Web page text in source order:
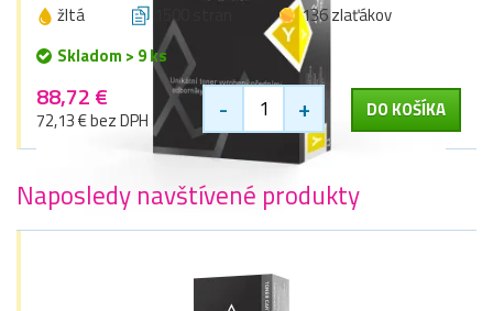
žltá 1500 stran
136 zlaťákov
Skladom > 9 ks
88,72 €
72,13 € bez DPH - + DO KOŠÍKA
Naposledy navštívené produkty